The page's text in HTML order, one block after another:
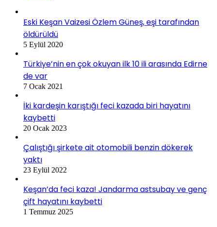
Eski Keşan Vaizesi Özlem Güneş, eşi tarafından
öldürüldü
5 Eylül 2020
Türkiye’nin en çok okuyan ilk 10 ili arasında Edirne
de var
7 Ocak 2021
İki kardeşin karıştığı feci kazada biri hayatını
kaybetti
20 Ocak 2023
Çalıştığı şirkete ait otomobili benzin dökerek
yaktı
23 Eylül 2022
Keşan’da feci kaza! Jandarma astsubay ve genç
çift hayatını kaybetti
1 Temmuz 2025